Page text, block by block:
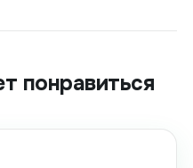
понравиться